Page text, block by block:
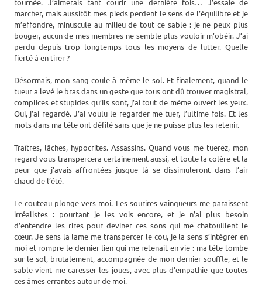
marcher, mais aussitôt mes pieds perdent le sens de l’équilibre et je
m’effondre, minuscule au milieu de tout ce sable : je ne peux plus
bouger, aucun de mes membres ne semble plus vouloir m’obéir. J’ai
perdu depuis trop longtemps tous les moyens de lutter. Quelle
fierté à en tirer ?
Désormais, mon sang coule à même le sol. Et finalement, quand le
tueur a levé le bras dans un geste que tous ont dû trouver magistral,
complices et stupides qu’ils sont, j’ai tout de même ouvert les yeux.
Oui, j’ai regardé. J’ai voulu le regarder me tuer, l’ultime fois. Et les
mots dans ma tête ont défilé sans que je ne puisse plus les retenir.
Traîtres, lâches, hypocrites. Assassins. Quand vous me tuerez, mon
regard vous transpercera certainement aussi, et toute la colère et la
peur que j’avais affrontées jusque là se dissimuleront dans l’air
chaud de l’été.
Le couteau plonge vers moi. Les sourires vainqueurs me paraissent
irréalistes : pourtant je les vois encore, et je n’ai plus besoin
d’entendre les rires pour deviner ces sons qui me chatouillent le
cœur. Je sens la lame me transpercer le cou, je la sens s’intégrer en
moi et rompre le dernier lien qui me retenait en vie : ma tête tombe
sur le sol, brutalement, accompagnée de mon dernier souffle, et le
sable vient me caresser les joues, avec plus d’empathie que toutes
ces âmes errantes autour de moi.